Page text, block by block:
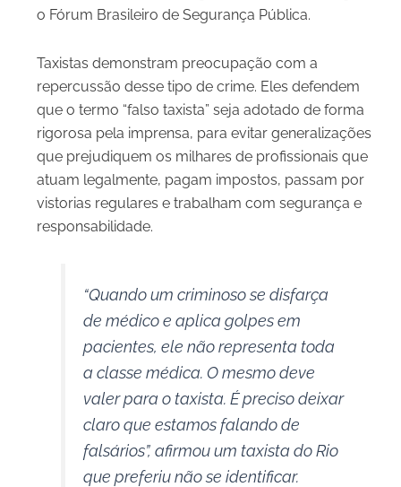
o Fórum Brasileiro de Segurança Pública.
Taxistas demonstram preocupação com a
repercussão desse tipo de crime. Eles defendem
que o termo “falso taxista” seja adotado de forma
rigorosa pela imprensa, para evitar generalizações
que prejudiquem os milhares de profissionais que
atuam legalmente, pagam impostos, passam por
vistorias regulares e trabalham com segurança e
responsabilidade.
“Quando um criminoso se disfarça
de médico e aplica golpes em
pacientes, ele não representa toda
a classe médica. O mesmo deve
valer para o taxista. É preciso deixar
claro que estamos falando de
falsários”, afirmou um taxista do Rio
que preferiu não se identificar.